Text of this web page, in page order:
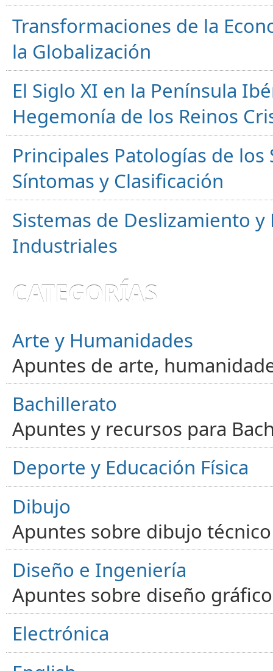
Transformaciones de la
la Globalización
El Siglo XI en la Península
Hegemonía de los Reinos
Principales Patologías de
Síntomas y Clasificación
Sistemas de Deslizamiento
Industriales
CATEGORÍAS
Arte y Humanidades
Apuntes de arte,
Bachillerato
Apuntes y recursos para
Deporte y Educación Física
Dibujo
Apuntes sobre dibujo
Diseño e Ingeniería
Apuntes sobre diseño
Electrónica